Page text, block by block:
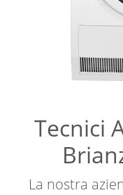
Tecnici
La nostra